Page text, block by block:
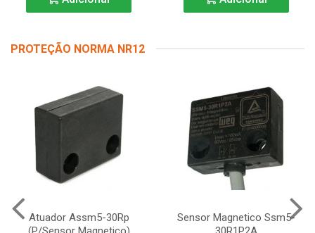
PROTEÇÃO NORMA NR12
Atuador Assm5-30Rp
Sensor Magnetico Ssm5-